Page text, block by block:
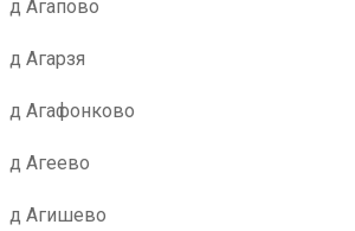
д Агапово
д Агарзя
д Агафонково
д Агеево
д Агишево